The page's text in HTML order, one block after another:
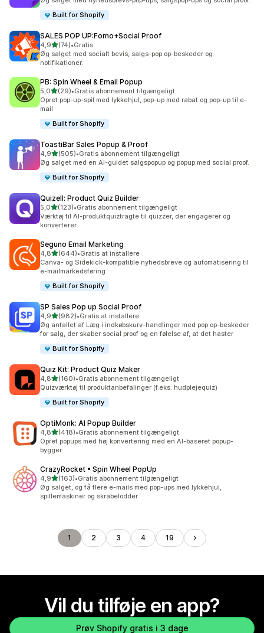
Built for Shopify
SALES POP UP:Fomo+Social Proof
4,9ud af 5 stjerner
(74)
74 anmeldelser i alt
•Gratis
Øg salget med socialt bevis, salgs-pop op-beskeder og
notifikationer.
PB: Spin Wheel & Email Popup
5,0ud af 5 stjerner
(29)
29 anmeldelser i alt
•Gratis abonnement tilgængeligt
Opret pop-up-spil med lykkehjul, pop-up med rabat og pop-up til e-
mail
Built for Shopify
ToastiBar Sales Popup & Proof
4,9ud af 5 stjerner
(505)
505 anmeldelser i alt
•Gratis abonnement tilgængeligt
Øg salget med en AI-guidet salgspopup og popup med social proof.
Built for Shopify
Quizell: Product Quiz Builder
5,0ud af 5 stjerner
(123)
123 anmeldelser i alt
•Gratis abonnement tilgængeligt
Værktøj til AI-produktquiztragte til quizzer, der engagerer og
konverterer
Seguno Email Marketing
4,8ud af 5 stjerner
(644)
644 anmeldelser i alt
•Gratis at installere
Canva- og Sidekick-kompatible nyhedsbreve og automatisering til
e-mailmarkedsføring
Built for Shopify
SP Sales Pop up Social Proof
4,9ud af 5 stjerner
(982)
982 anmeldelser i alt
•Gratis at installere
Øg antallet af Læg i indkøbskurv-handlinger med pop op-beskeder
for salg, der skaber social proof og en følelse af, at det haster
Built for Shopify
Quiz Kit: Product Quiz Maker
4,8ud af 5 stjerner
(160)
160 anmeldelser i alt
•Gratis abonnement tilgængeligt
Quizværktøj til produktanbefalinger (f.eks. hudplejequiz)
Built for Shopify
OptiMonk: AI Popup Builder
4,8ud af 5 stjerner
(418)
418 anmeldelser i alt
•Gratis abonnement tilgængeligt
Opret popups med høj konvertering med en AI-baseret popup-
bygger.
CrazyRocket • Spin Wheel PopUp
4,9ud af 5 stjerner
(163)
163 anmeldelser i alt
•Gratis abonnement tilgængeligt
Øg salget, og få flere e-mails med pop-ups med lykkehjul,
spillemaskiner og skrabelodder
1 2 3 4 19
Vil du tilføje en app?
Prøv Shopify gratis i 3 dage